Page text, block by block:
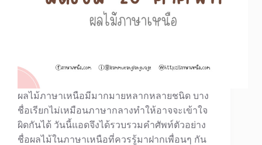
ผลไม้ภาษาเหนือมีมากมายหลากหลายชนิด บาง
ชื่อเรียกไม่เหมือนภาษากลางทำให้อาจจะเข้าใจ
ผิดกันได้ วันนี้แอดจึงได้รวบรวมคำศัพท์ตัวอย่าง
ชื่อผลไม้ในภาษาเหนือที่ควรรู้มาฝากเพื่อนๆ กัน